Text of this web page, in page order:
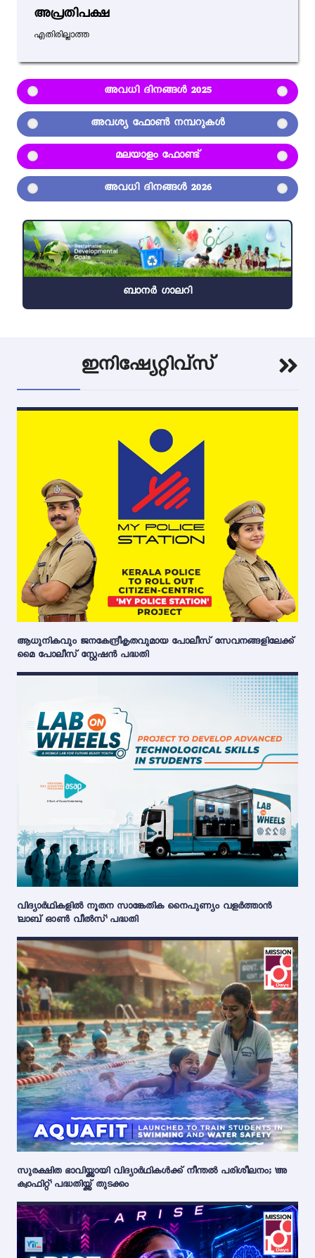
അപ്രതിപക്ഷ
എതിരില്ലാത്ത
അവധി ദിനങ്ങൾ 2025
അവശ്യ ഫോൺ നമ്പറുകൾ
മലയാളം ഫോണ്ട്
അവധി ദിനങ്ങൾ 2026
ബാനർ ഗാലറി
ഇനിഷ്യേറ്റിവ്സ്
ആധുനികവും ജനകേന്ദ്രീകൃതവുമായ പോലീസ് സേവനങ്ങളിലേക്ക്
മൈ പോലീസ് സ്റ്റേഷൻ പദ്ധതി
വിദ്യാർഥികളിൽ നൂതന സാങ്കേതിക നൈപുണ്യം വളർത്താൻ
'ലാബ് ഓൺ വീൽസ്' പദ്ധതി
സുരക്ഷിത ഭാവിയ്ക്കായി വിദ്യാർഥികൾക്ക് നീന്തൽ പരിശീലനം; 'അ
ക്വാഫിറ്റ്' പദ്ധതിയ്ക്ക് തുടക്കം